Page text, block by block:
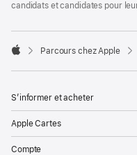
candidats et candidates pour

Parcours chez Apple
S’informer et acheter
Apple Cartes
Compte